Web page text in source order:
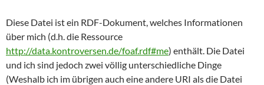
Diese Datei ist ein RDF-Dokument, welches Informationen
über mich (d.h. die Ressource
http://data.kontroversen.de/foaf.rdf#me) enthält. Die Datei
und ich sind jedoch zwei völlig unterschiedliche Dinge
(Weshalb ich im übrigen auch eine andere URI als die Datei